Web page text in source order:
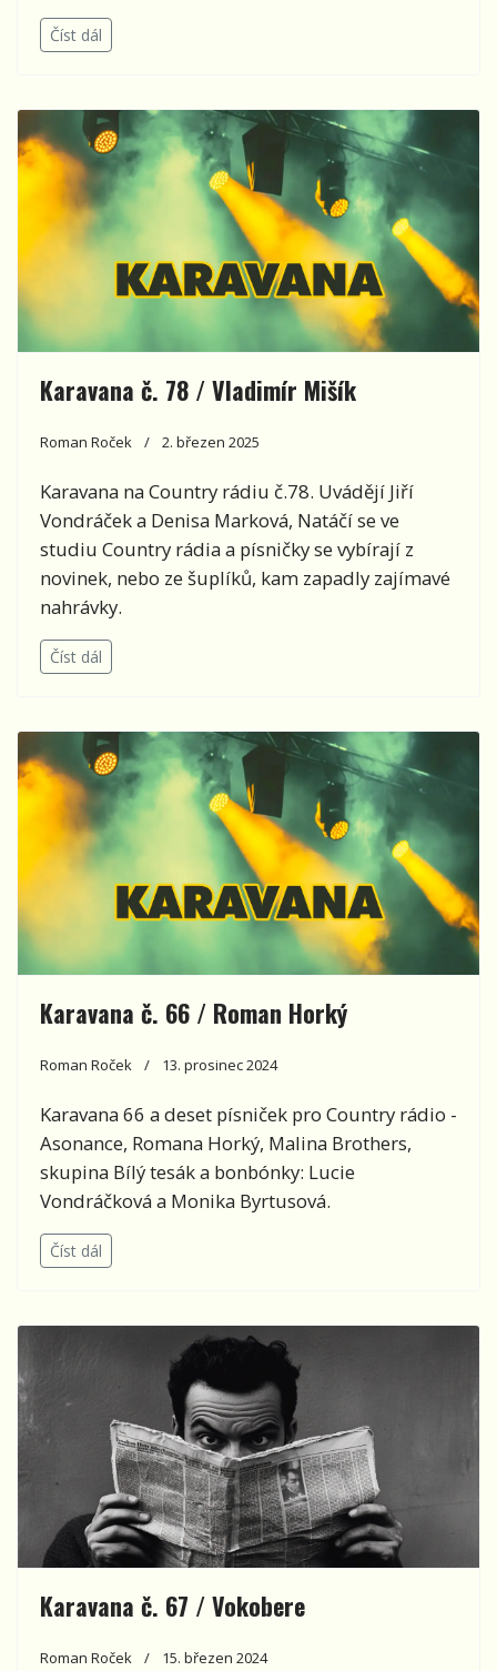
Číst dál
Karavana č. 78 / Vladimír Mišík
Roman Roček 2. březen 2025
Karavana na Country rádiu č.78. Uvádějí Jiří
Vondráček a Denisa Marková, Natáčí se ve
studiu Country rádia a písničky se vybírají z
novinek, nebo ze šuplíků, kam zapadly zajímavé
nahrávky.
Číst dál
Karavana č. 66 / Roman Horký
Roman Roček 13. prosinec 2024
Karavana 66 a deset písniček pro Country rádio -
Asonance, Romana Horký, Malina Brothers,
skupina Bílý tesák a bonbónky: Lucie
Vondráčková a Monika Byrtusová.
Číst dál
Karavana č. 67 / Vokobere
Roman Roček 15. březen 2024